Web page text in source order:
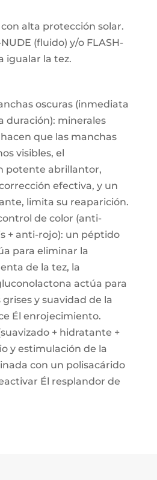
alta protección solar.
(fluido) y/o FLASH-
igualar la tez.
oscuras (inmediata
duración): minerales
que las manchas
visibles, el
potente abrillantor,
efectiva, y un
limita su reaparición.
de color (anti-
+ anti-rojo): un péptido
para eliminar la
de la tez, la
actúa para
y suavidad de la
Él enrojecimiento.
+ hidratante +
y estimulación de la
con un polisacárido
Él resplandor de